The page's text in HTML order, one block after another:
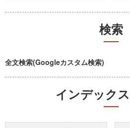
検索
全文検索(Googleカスタム検索)
インデック